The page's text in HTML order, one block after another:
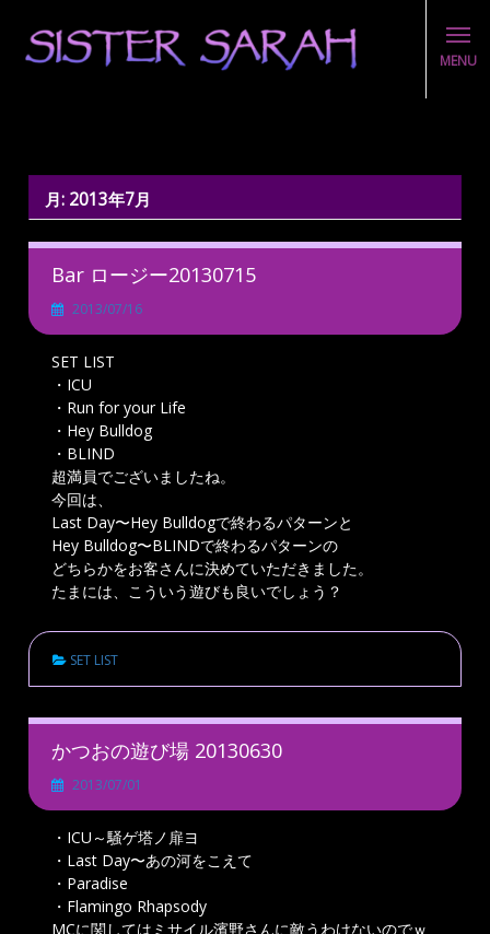
MENU
月: 2013年7月
Bar ロージー20130715
2013/07/16
SET LIST
・ICU
・Run for your Life
・Hey Bulldog
・BLIND
超満員でございましたね。
今回は、
Last Day〜Hey Bulldogで終わるパターンと
Hey Bulldog〜BLINDで終わるパターンの
どちらかをお客さんに決めていただきました。
たまには、こういう遊びも良いでしょう？
SET LIST
かつおの遊び場 20130630
2013/07/01
・ICU～騒ゲ塔ノ扉ヨ
・Last Day〜あの河をこえて
・Paradise
・Flamingo Rhapsody
MCに関してはミサイル濱野さんに敵うわけないのでｗ